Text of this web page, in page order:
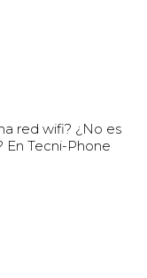
red wifi? ¿No es
Tecni-Phone